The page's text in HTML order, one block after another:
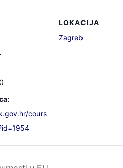
cours
LOKACIJA
Zagreb